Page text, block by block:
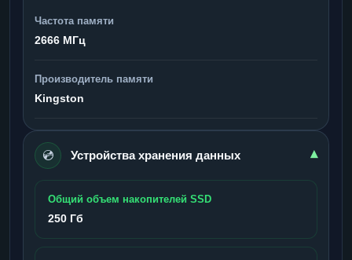
Частота памяти
2666 МГц
Производитель памяти
Kingston
💿 Устройства хранения данных ▾
Общий объем накопителей SSD
250 Гб